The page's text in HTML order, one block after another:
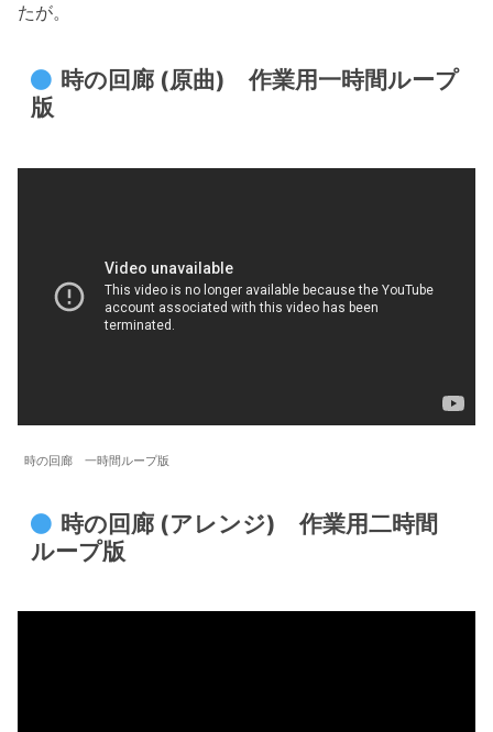
たが。
時の回廊 (原曲) 作業用一時間ループ
版
時の回廊 一時間ループ版
時の回廊 (アレンジ) 作業用二時間
ループ版